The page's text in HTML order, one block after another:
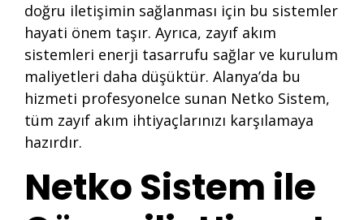
doğru iletişimin sağlanması için bu sistemler
hayati önem taşır. Ayrıca, zayıf akım
sistemleri enerji tasarrufu sağlar ve kurulum
maliyetleri daha düşüktür. Alanya’da bu
hizmeti profesyonelce sunan Netko Sistem,
tüm zayıf akım ihtiyaçlarınızı karşılamaya
hazırdır.
Netko Sistem ile